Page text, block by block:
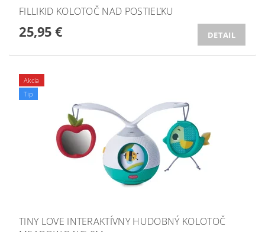
FILLIKID KOLOTOČ NAD POSTIEĽKU
25,95 € DETAIL
Akcia
Tip
TINY LOVE INTERAKTÍVNY HUDOBNÝ KOLOTOČ